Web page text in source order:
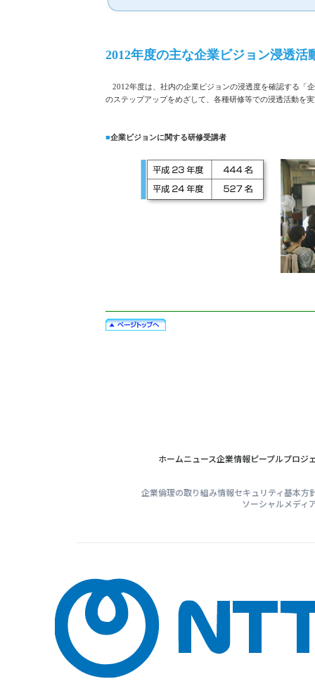
2012年度の主な企業ビジョン浸透活
2012年度は、社内の企業ビジョンの浸透度を確認する「
のステップアップをめざして、各種研修等での浸透活動を
■企業ビジョンに関する研修受講者
ホームニュース企業情報ピープルプロジ
企業倫理の取り組み情報セキュリティ基本方
ソーシャルメディ